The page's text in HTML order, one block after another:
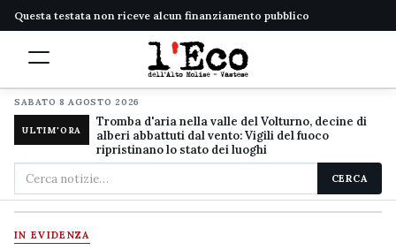
Questa testata non riceve alcun finanziamento pubblico
SABATO 8 AGOSTO 2026
ULTIM'ORA
Tromba d'aria nella valle del Volturno, decine di
alberi abbattuti dal vento: Vigili del fuoco
ripristinano lo stato dei luoghi
Cerca
nel
sito
CERCA
IN EVIDENZA